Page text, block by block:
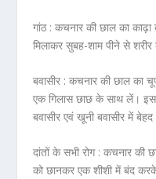
गांठ : कचनार की छाल का
मिलाकर सुबह-शाम पीने से
बवासीर :कचनार की छाल का
एक गिलास छाछ के साथ लें।
बवासीर एवं खूनी बवासीर में
दांतों के सभी रोग : कचनार की
को छानकर एक शीशी में बंद